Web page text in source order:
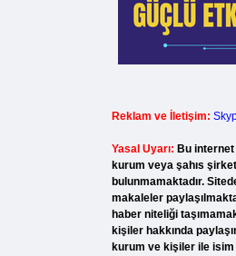
Reklam ve İletişim:
Yasal Uyarı: Bu
kurum veya şahıs
bulunmamaktadır.
makaleler
haber niteliği
kişiler hakkında
kurum ve kişiler ile